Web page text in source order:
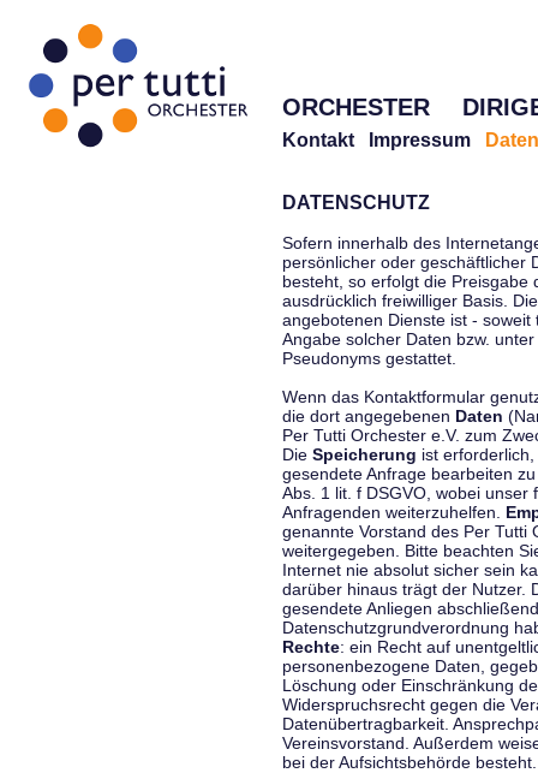
ORCHESTER
Kontakt Impressum
DATENSCHUTZ
Sofern innerhalb des
persönlicher oder geschäftlicher
besteht, so erfolgt die Preisgabe
ausdrücklich freiwilliger Basis.
angebotenen Dienste ist -
Angabe solcher Daten bzw.
Pseudonyms gestattet.
Wenn das Kontaktformular
die dort angegebenen Daten
Per Tutti Orchester e.V. zum
Die Speicherung ist
gesendete Anfrage bearbeiten
Abs. 1 lit. f DSGVO, wobei
Anfragenden weiterzuhelfen.
genannte Vorstand des Per Tutti
weitergegeben. Bitte beachten
Internet nie absolut sicher sein
darüber hinaus trägt der Nutzer.
gesendete Anliegen
Datenschutzgrundverordnung
Rechte: ein Recht auf
personenbezogene Daten,
Löschung oder Einschränkung
Widerspruchsrecht gegen die
Datenübertragbarkeit.
Vereinsvorstand. Außerdem
bei der Aufsichtsbehörde besteht.